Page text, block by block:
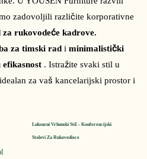
zadovoljili različite korporativne
rukovodeće kadrove.
za timski rad i minimalistički
. Istražite svaki stil u
za vaš kancelarijski prostor i
Luksuzni Vrhunski Stil – Konferencijski
Stolovi Za Rukovodioce